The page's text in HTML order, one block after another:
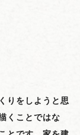
りをしようと思
くことではな